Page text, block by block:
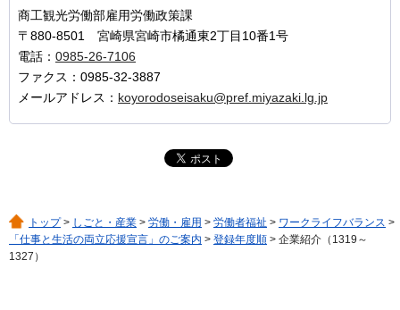
商工観光労働部雇用労働政策課
〒880-8501 宮崎県宮崎市橘通東2丁目10番1号
電話： 0985-26-7106
ファクス：0985-32-3887
メールアドレス： koyorodoseisaku@pref.miyazaki.lg.jp
トップ> しごと・産業 > 労働・雇用 > 労働者福祉 > ワークライフバランス >
「仕事と生活の両立応援宣言」のご案内 > 登録年度順 > 企業紹介（1319～
1327）